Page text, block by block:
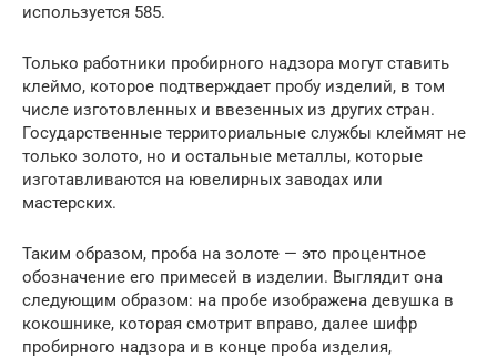
используется 585.
Только работники пробирного надзора могут ставить
клеймо, которое подтверждает пробу изделий, в том
числе изготовленных и ввезенных из других стран.
Государственные территориальные службы клеймят не
только золото, но и остальные металлы, которые
изготавливаются на ювелирных заводах или
мастерских.
Таким образом, проба на золоте — это процентное
обозначение его примесей в изделии. Выглядит она
следующим образом: на пробе изображена девушка в
кокошнике, которая смотрит вправо, далее шифр
пробирного надзора и в конце проба изделия,